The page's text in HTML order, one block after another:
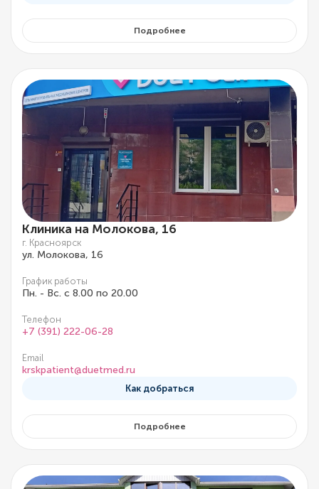
Подробнее
Клиника на Молокова, 16
г. Красноярск
ул. Молокова, 16
График работы
Пн. - Вс. с 8.00 по 20.00
Телефон
+7 (391) 222-06-28
Email
krskpatient@duetmed.ru
Как добраться
Подробнее